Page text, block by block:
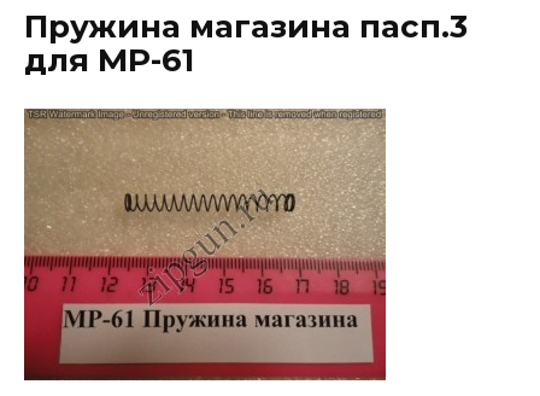
Пружина магазина пасп.3
для МР-61